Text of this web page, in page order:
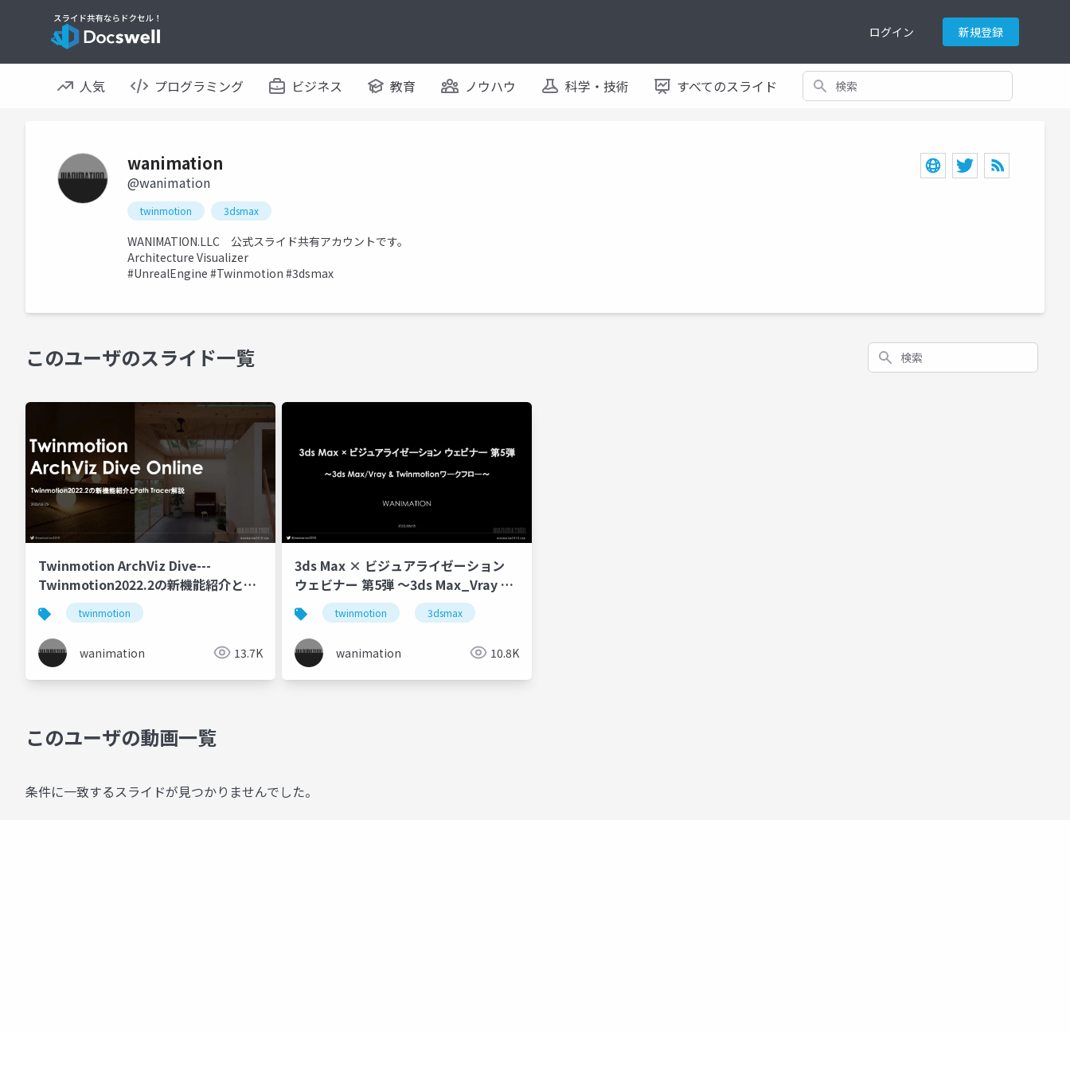
ログイン 新規登録
人気 プログラミング ビジネス 教育 ノウハウ 科学・技術 すべてのスライド 検索
wanimation
@wanimation
twinmotion 3dsmax
WANIMATION.LLC 公式スライド共有アカウントです。
Architecture Visualizer
#UnrealEngine #Twinmotion #3dsmax
このユーザのスライド一覧 検索
Twinmotion ArchViz Dive---
Twinmotion2022.2の新機能紹介と
Path Tracer解説
twinmotion
wanimation 13.7K
3ds Max × ビジュアライゼーション
ウェビナー 第5弾 ～3ds Max_Vray &
Twinmotionワークフロー～Share
twinmotion 3dsmax
wanimation 10.8K
このユーザの動画一覧
条件に一致するスライドが見つかりませんでした。